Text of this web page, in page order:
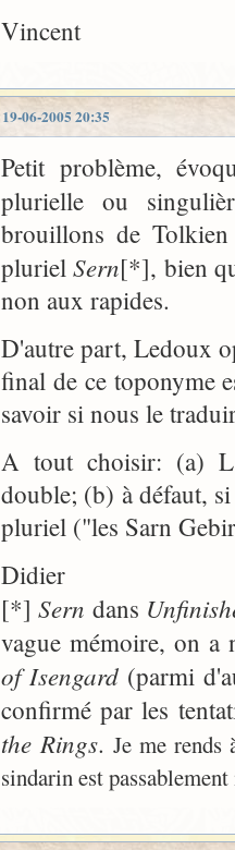
Vincent
19-06-2005 20:35
Petit problème,
plurielle ou
brouillons de Tolkien
plurielSern[*], bien
non aux rapides.
D'autre part, Ledoux
final de ce toponyme
savoir si nous le
A tout choisir: (a)
double; (b) à défaut,
pluriel ("les Sarn
Didier
[*]Sern dans
vague mémoire, on
of Isengard (parmi
confirmé par les
the Rings. Je me
sindarin est